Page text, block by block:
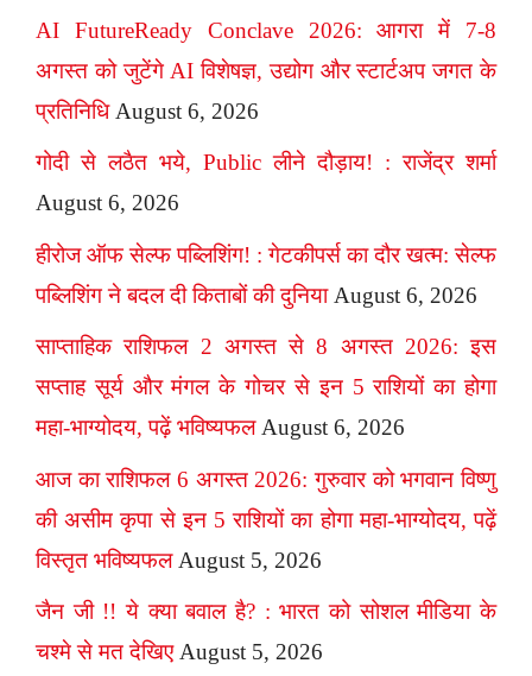
AI FutureReady Conclave 2026: आगरा में 7-8
अगस्त को जुटेंगे AI विशेषज्ञ, उद्योग और स्टार्टअप जगत के
प्रतिनिधि August 6, 2026
गोदी से लठैत भये, Public लीने दौड़ाय! : राजेंद्र शर्मा
August 6, 2026
हीरोज ऑफ सेल्फ पब्लिशिंग! : गेटकीपर्स का दौर खत्म: सेल्फ
पब्लिशिंग ने बदल दी किताबों की दुनिया August 6, 2026
साप्ताहिक राशिफल 2 अगस्त से 8 अगस्त 2026: इस
सप्ताह सूर्य और मंगल के गोचर से इन 5 राशियों का होगा
महा-भाग्योदय, पढ़ें भविष्यफल August 6, 2026
आज का राशिफल 6 अगस्त 2026: गुरुवार को भगवान विष्णु
की असीम कृपा से इन 5 राशियों का होगा महा-भाग्योदय, पढ़ें
विस्तृत भविष्यफल August 5, 2026
जैन जी !! ये क्या बवाल है? : भारत को सोशल मीडिया के
चश्मे से मत देखिए August 5, 2026